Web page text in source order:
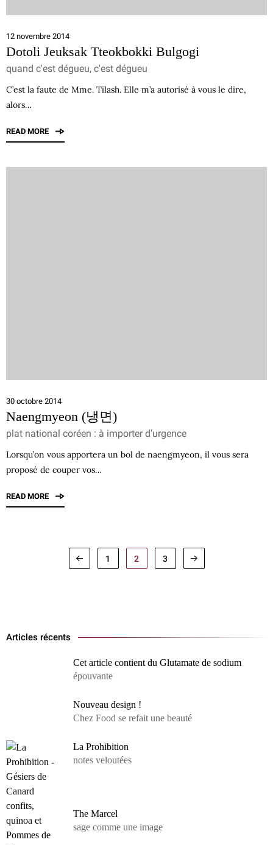
12 novembre 2014
Dotoli Jeuksak Tteokbokki Bulgogi
quand c'est dégueu, c'est dégueu
C’est la faute de Mme. Tilash. Elle m’a autorisé à vous le dire,
alors…
READ MORE
30 octobre 2014
Naengmyeon (냉면)
plat national coréen : à importer d'urgence
Lorsqu’on vous apportera un bol de naengmyeon, il vous sera
proposé de couper vos…
READ MORE
1 2 3
Articles récents
Cet article contient du Glutamate de sodium
épouvante
Nouveau design !
Chez Food se refait une beauté
La Prohibition
notes veloutées
The Marcel
sage comme une image